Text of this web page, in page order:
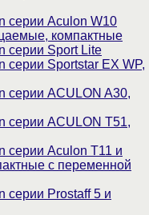
серии Aculon W10
компактные
серии Sport Lite
серии Sportstar EX WP,
серии ACULON A30,
серии ACULON Т51,
серии Aculon T11 и
с переменной
серии Prostaff 5 и